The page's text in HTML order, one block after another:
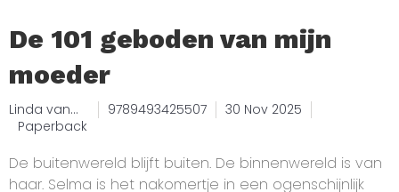
De 101 geboden van mijn
moeder
Linda van
Butselaar
9789493425507
30 Nov 2025
Paperback
De buitenwereld blijft buiten. De binnenwereld is van
haar. Selma is het nakomertje in een ogenschijnlijk